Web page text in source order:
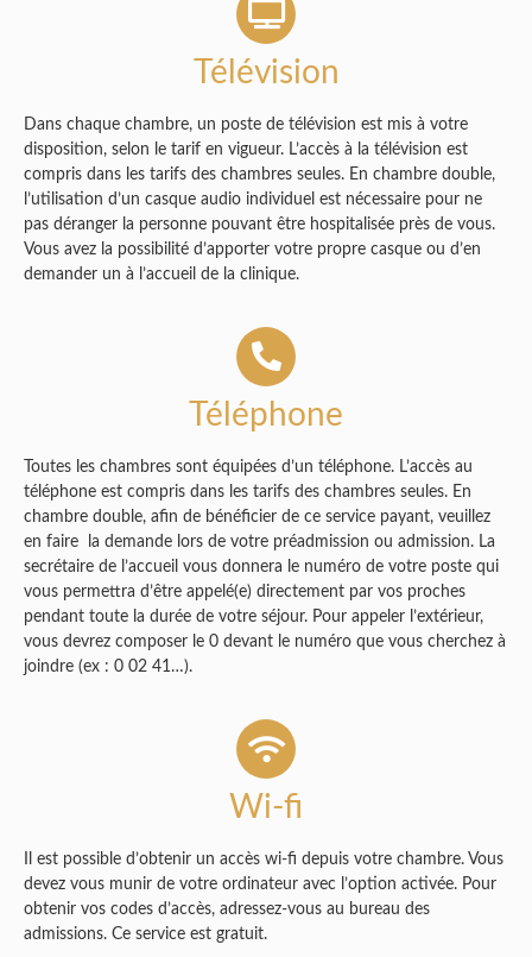
Télévision
Dans chaque chambre, un poste de télévision est mis à votre
disposition, selon le tarif en vigueur. L’accès à la télévision est
compris dans les tarifs des chambres seules. En chambre double,
l’utilisation d’un casque audio individuel est nécessaire pour ne
pas déranger la personne pouvant être hospitalisée près de vous.
Vous avez la possibilité d’apporter votre propre casque ou d’en
demander un à l’accueil de la clinique.
Téléphone
Toutes les chambres sont équipées d’un téléphone. L’accès au
téléphone est compris dans les tarifs des chambres seules. En
chambre double, afin de bénéficier de ce service payant, veuillez
en faire la demande lors de votre préadmission ou admission. La
secrétaire de l’accueil vous donnera le numéro de votre poste qui
vous permettra d’être appelé(e) directement par vos proches
pendant toute la durée de votre séjour. Pour appeler l’extérieur,
vous devrez composer le 0 devant le numéro que vous cherchez à
joindre (ex : 0 02 41…).
Wi-fi
Il est possible d’obtenir un accès wi-fi depuis votre chambre. Vous
devez vous munir de votre ordinateur avec l’option activée. Pour
obtenir vos codes d’accès, adressez-vous au bureau des
admissions. Ce service est gratuit.